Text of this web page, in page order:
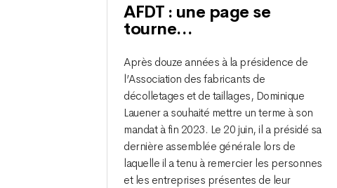
AFDT : une page se
tourne…
Après douze années à la présidence de
l’Association des fabricants de
décolletages et de taillages, Dominique
Lauener a souhaité mettre un terme à son
mandat à fin 2023. Le 20 juin, il a présidé sa
dernière assemblée générale lors de
laquelle il a tenu à remercier les personnes
et les entreprises présentes de leur